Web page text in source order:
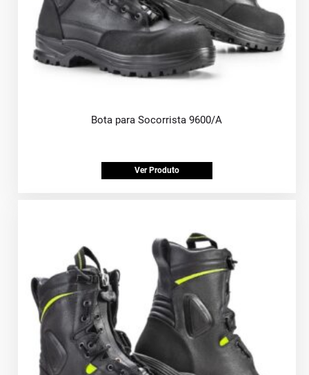
Bota para Socorrista 9600/A
Ver Produto